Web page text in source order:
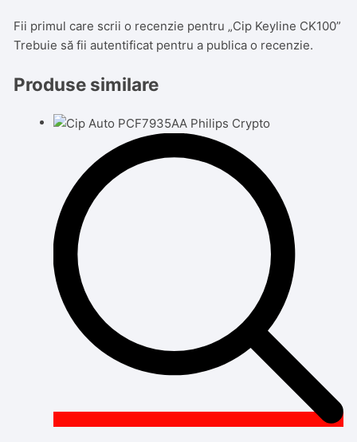
Fii primul care scrii o recenzie pentru „Cip Keyline CK100”
Trebuie să fiiautentificat pentru a publica o recenzie.
Produse similare